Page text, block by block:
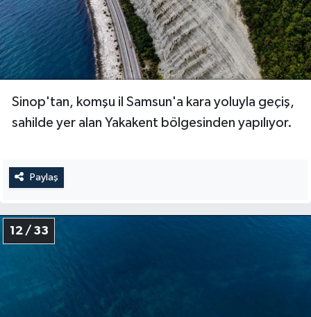
Sinop'tan, komşu il Samsun'a kara yoluyla geçiş,
sahilde yer alan Yakakent bölgesinden yapılıyor.
Paylaş
12 / 33